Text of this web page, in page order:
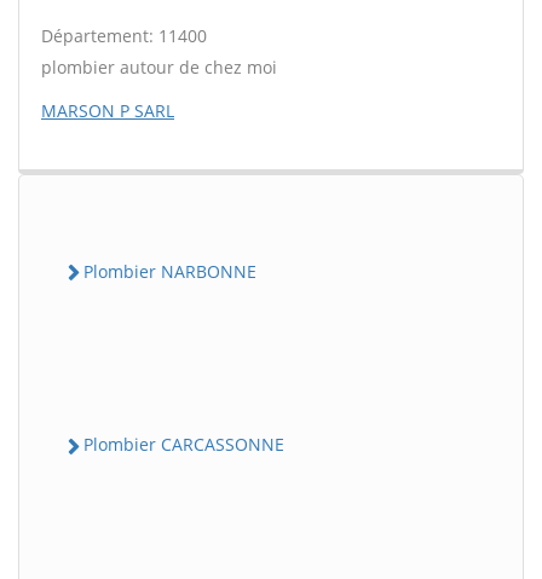
Département: 11400
plombier autour de chez moi
MARSON P SARL
Plombier NARBONNE
Plombier CARCASSONNE